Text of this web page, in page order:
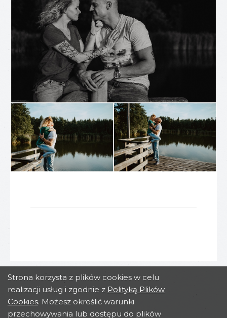
Strona korzysta z plików cookies w celu
realizacji usług i zgodnie z Polityką Plików
Cookies. Możesz określić warunki
przechowywania lub dostępu do plików